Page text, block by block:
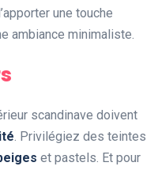
une touche
ambiance minimaliste.
scandinave doivent
. Privilégiez des teintes
et pastels. Et pour